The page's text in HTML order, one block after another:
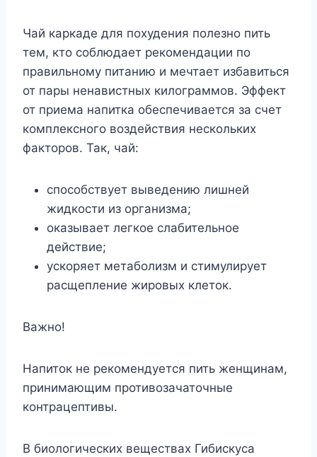
Чай каркаде для похудения полезно пить
тем, кто соблюдает рекомендации по
правильному питанию и мечтает избавиться
от пары ненавистных килограммов. Эффект
от приема напитка обеспечивается за счет
комплексного воздействия нескольких
факторов. Так, чай:
способствует выведению лишней
жидкости из организма;
оказывает легкое слабительное
действие;
ускоряет метаболизм и стимулирует
расщепление жировых клеток.
Важно!
Напиток не рекомендуется пить женщинам,
принимающим противозачаточные
контрацептивы.
В биологических веществах Гибискуса